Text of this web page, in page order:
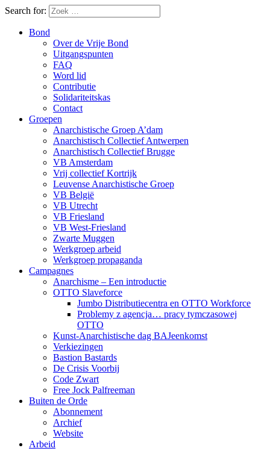
Search for:
Bond
Over de Vrije Bond
Uitgangspunten
FAQ
Word lid
Contributie
Solidariteitskas
Contact
Groepen
Anarchistische Groep A’dam
Anarchistisch Collectief Antwerpen
Anarchistisch Collectief Brugge
VB Amsterdam
Vrij collectief Kortrijk
Leuvense Anarchistische Groep
VB België
VB Utrecht
VB Friesland
VB West-Friesland
Zwarte Muggen
Werkgroep arbeid
Werkgroep propaganda
Campagnes
Anarchisme – Een introductie
OTTO Slaveforce
Jumbo Distributiecentra en OTTO Workforce
Problemy z agencja… pracy tymczasowej
OTTO
Kunst-Anarchistische dag BAJeenkomst
Verkiezingen
Bastion Bastards
De Crisis Voorbij
Code Zwart
Free Jock Palfreeman
Buiten de Orde
Abonnement
Archief
Website
Arbeid